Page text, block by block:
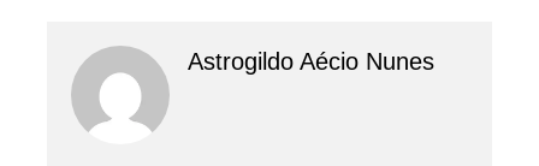
Astrogildo Aécio Nunes